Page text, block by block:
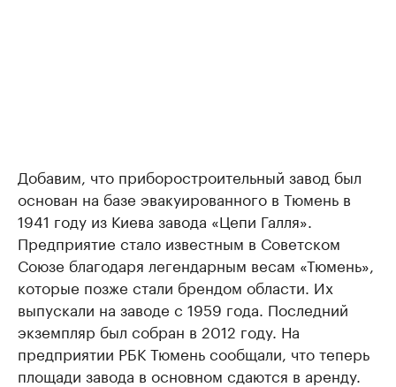
Добавим, что приборостроительный завод был
основан на базе эвакуированного в Тюмень в
1941 году из Киева завода «Цепи Галля».
Предприятие стало известным в Советском
Союзе благодаря легендарным весам «Тюмень»,
которые позже стали брендом области. Их
выпускали на заводе с 1959 года. Последний
экземпляр был собран в 2012 году. На
предприятии РБК Тюмень сообщали, что теперь
площади завода в основном сдаются в аренду.